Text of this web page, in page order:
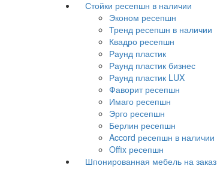
Стойки ресепшн в наличии
Эконом ресепшн
Тренд ресепшн в наличии
Квадро ресепшн
Раунд пластик
Раунд пластик бизнес
Раунд пластик LUX
Фаворит ресепшн
Имаго ресепшн
Эрго ресепшн
Берлин ресепшн
Accord ресепшн в наличии
Offix ресепшн
Шпонированная мебель на заказ